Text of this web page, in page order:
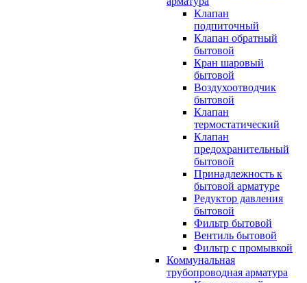
Клапан
подпиточный
Клапан обратный
бытовой
Кран шаровый
бытовой
Воздухоотводчик
бытовой
Клапан
термостатический
Клапан
предохранительный
бытовой
Принадлежность к
бытовой арматуре
Редуктор давления
бытовой
Фильтр бытовой
Вентиль бытовой
Фильтр с промывкой
Коммунальная
трубопроводная арматура